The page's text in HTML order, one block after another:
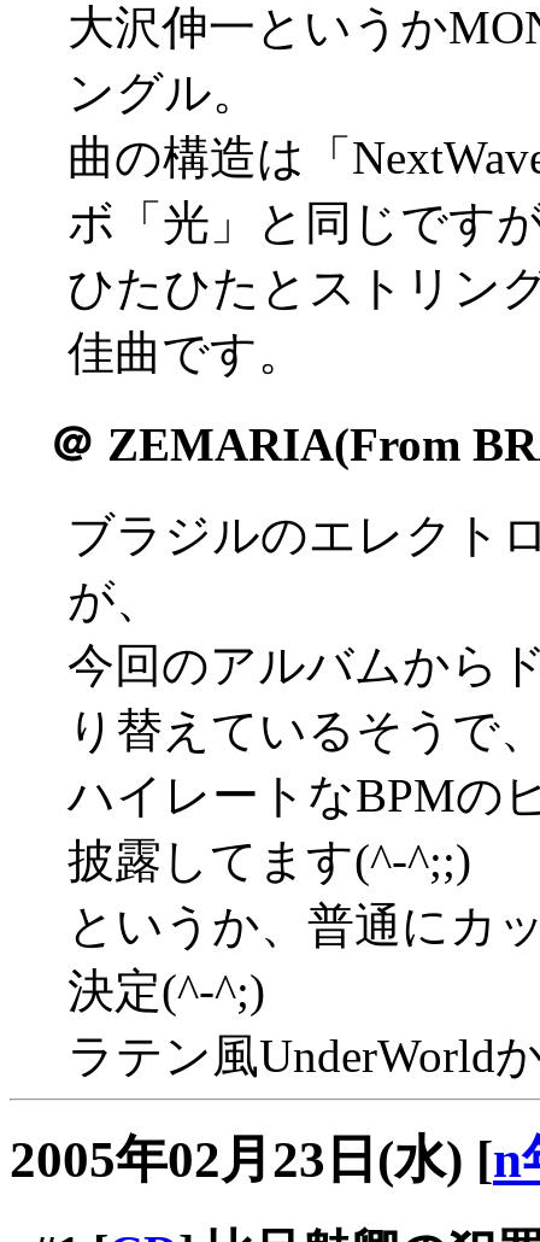
大沢伸一というか
ングル。
曲の構造は「
ボ「光」と同じです
ひたひたとストリン
佳曲です。
＠ ZEMARIA(From
ブラジルのエレクト
が、
今回のアルバムから
り替えているそうで
ハイレートなBPMの
披露してます(^-^;;)
というか、普通にカ
決定(^-^;)
ラテン風UnderWorld
2005年02月23日(水) [n